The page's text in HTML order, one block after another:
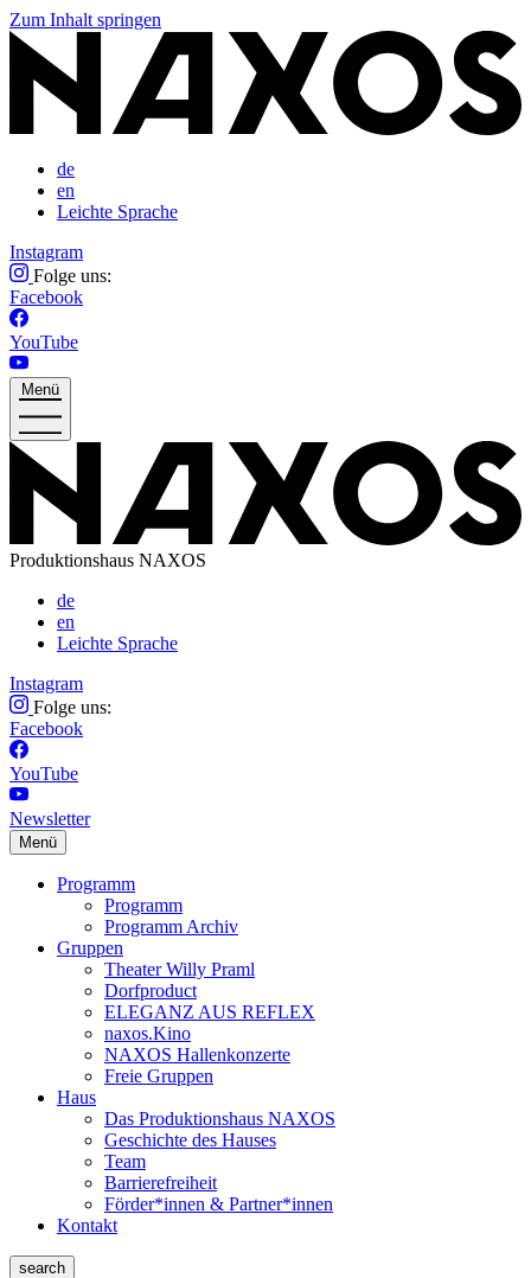
Zum Inhalt springen
de
en
Leichte Sprache
Instagram
Folge uns:
Facebook
YouTube
Menü
Produktionshaus NAXOS
de
en
Leichte Sprache
Instagram
Folge uns:
Facebook
YouTube
Newsletter
Menü
Programm
Programm
Programm Archiv
Gruppen
Theater Willy Praml
Dorfproduct
ELEGANZ AUS REFLEX
naxos.Kino
NAXOS Hallenkonzerte
Freie Gruppen
Haus
Das Produktionshaus NAXOS
Geschichte des Hauses
Team
Barrierefreiheit
Förder*innen & Partner*innen
Kontakt
search